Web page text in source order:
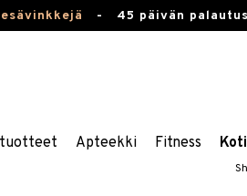
- 45 päivän
Apteekki Fitness